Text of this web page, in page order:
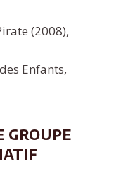
(2008),
Enfants,
groupe